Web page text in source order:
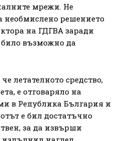
мрежи. Не
необмислено решението
на ГДГВА заради
било възможно да
летателното средство,
е отговаряло на
в Република България и
е бил достатъчно
за да извърши